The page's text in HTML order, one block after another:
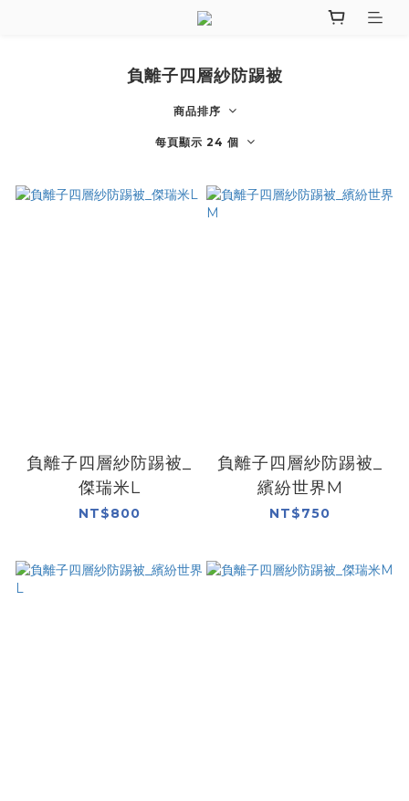
負離子四層紗防踢被
商品排序
每頁顯示 24 個
負離子四層紗防踢被_
傑瑞米L
NT$800
負離子四層紗防踢被_
繽紛世界M
NT$750